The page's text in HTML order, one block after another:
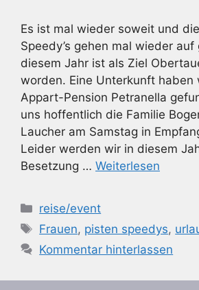
Es ist mal wieder soweit und
Speedy’s gehen mal wieder auf
diesem Jahr ist als Ziel
worden. Eine Unterkunft haben
Appart-Pension Petranella
uns hoffentlich die Familie
Laucher am Samstag in
Leider werden wir in diesem
Besetzung … Weiterlesen
Kategorien
reise/event
Schlagwörter
Frauen, pisten speedys,
Kommentar hinterlassen